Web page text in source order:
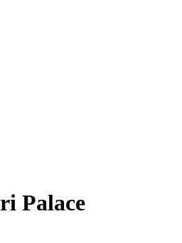
Palace